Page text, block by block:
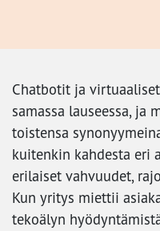
Chatbotit ja
samassa lauseessa, ja
toistensa
kuitenkin kahdesta eri
erilaiset vahvuudet,
Kun yritys miettii
tekoälyn